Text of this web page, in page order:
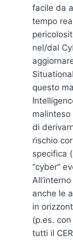
facile da
tempo
nel/dal
questo
di
rischio
specifica
“cyber”
anche le
in
(p.es.
tutti il